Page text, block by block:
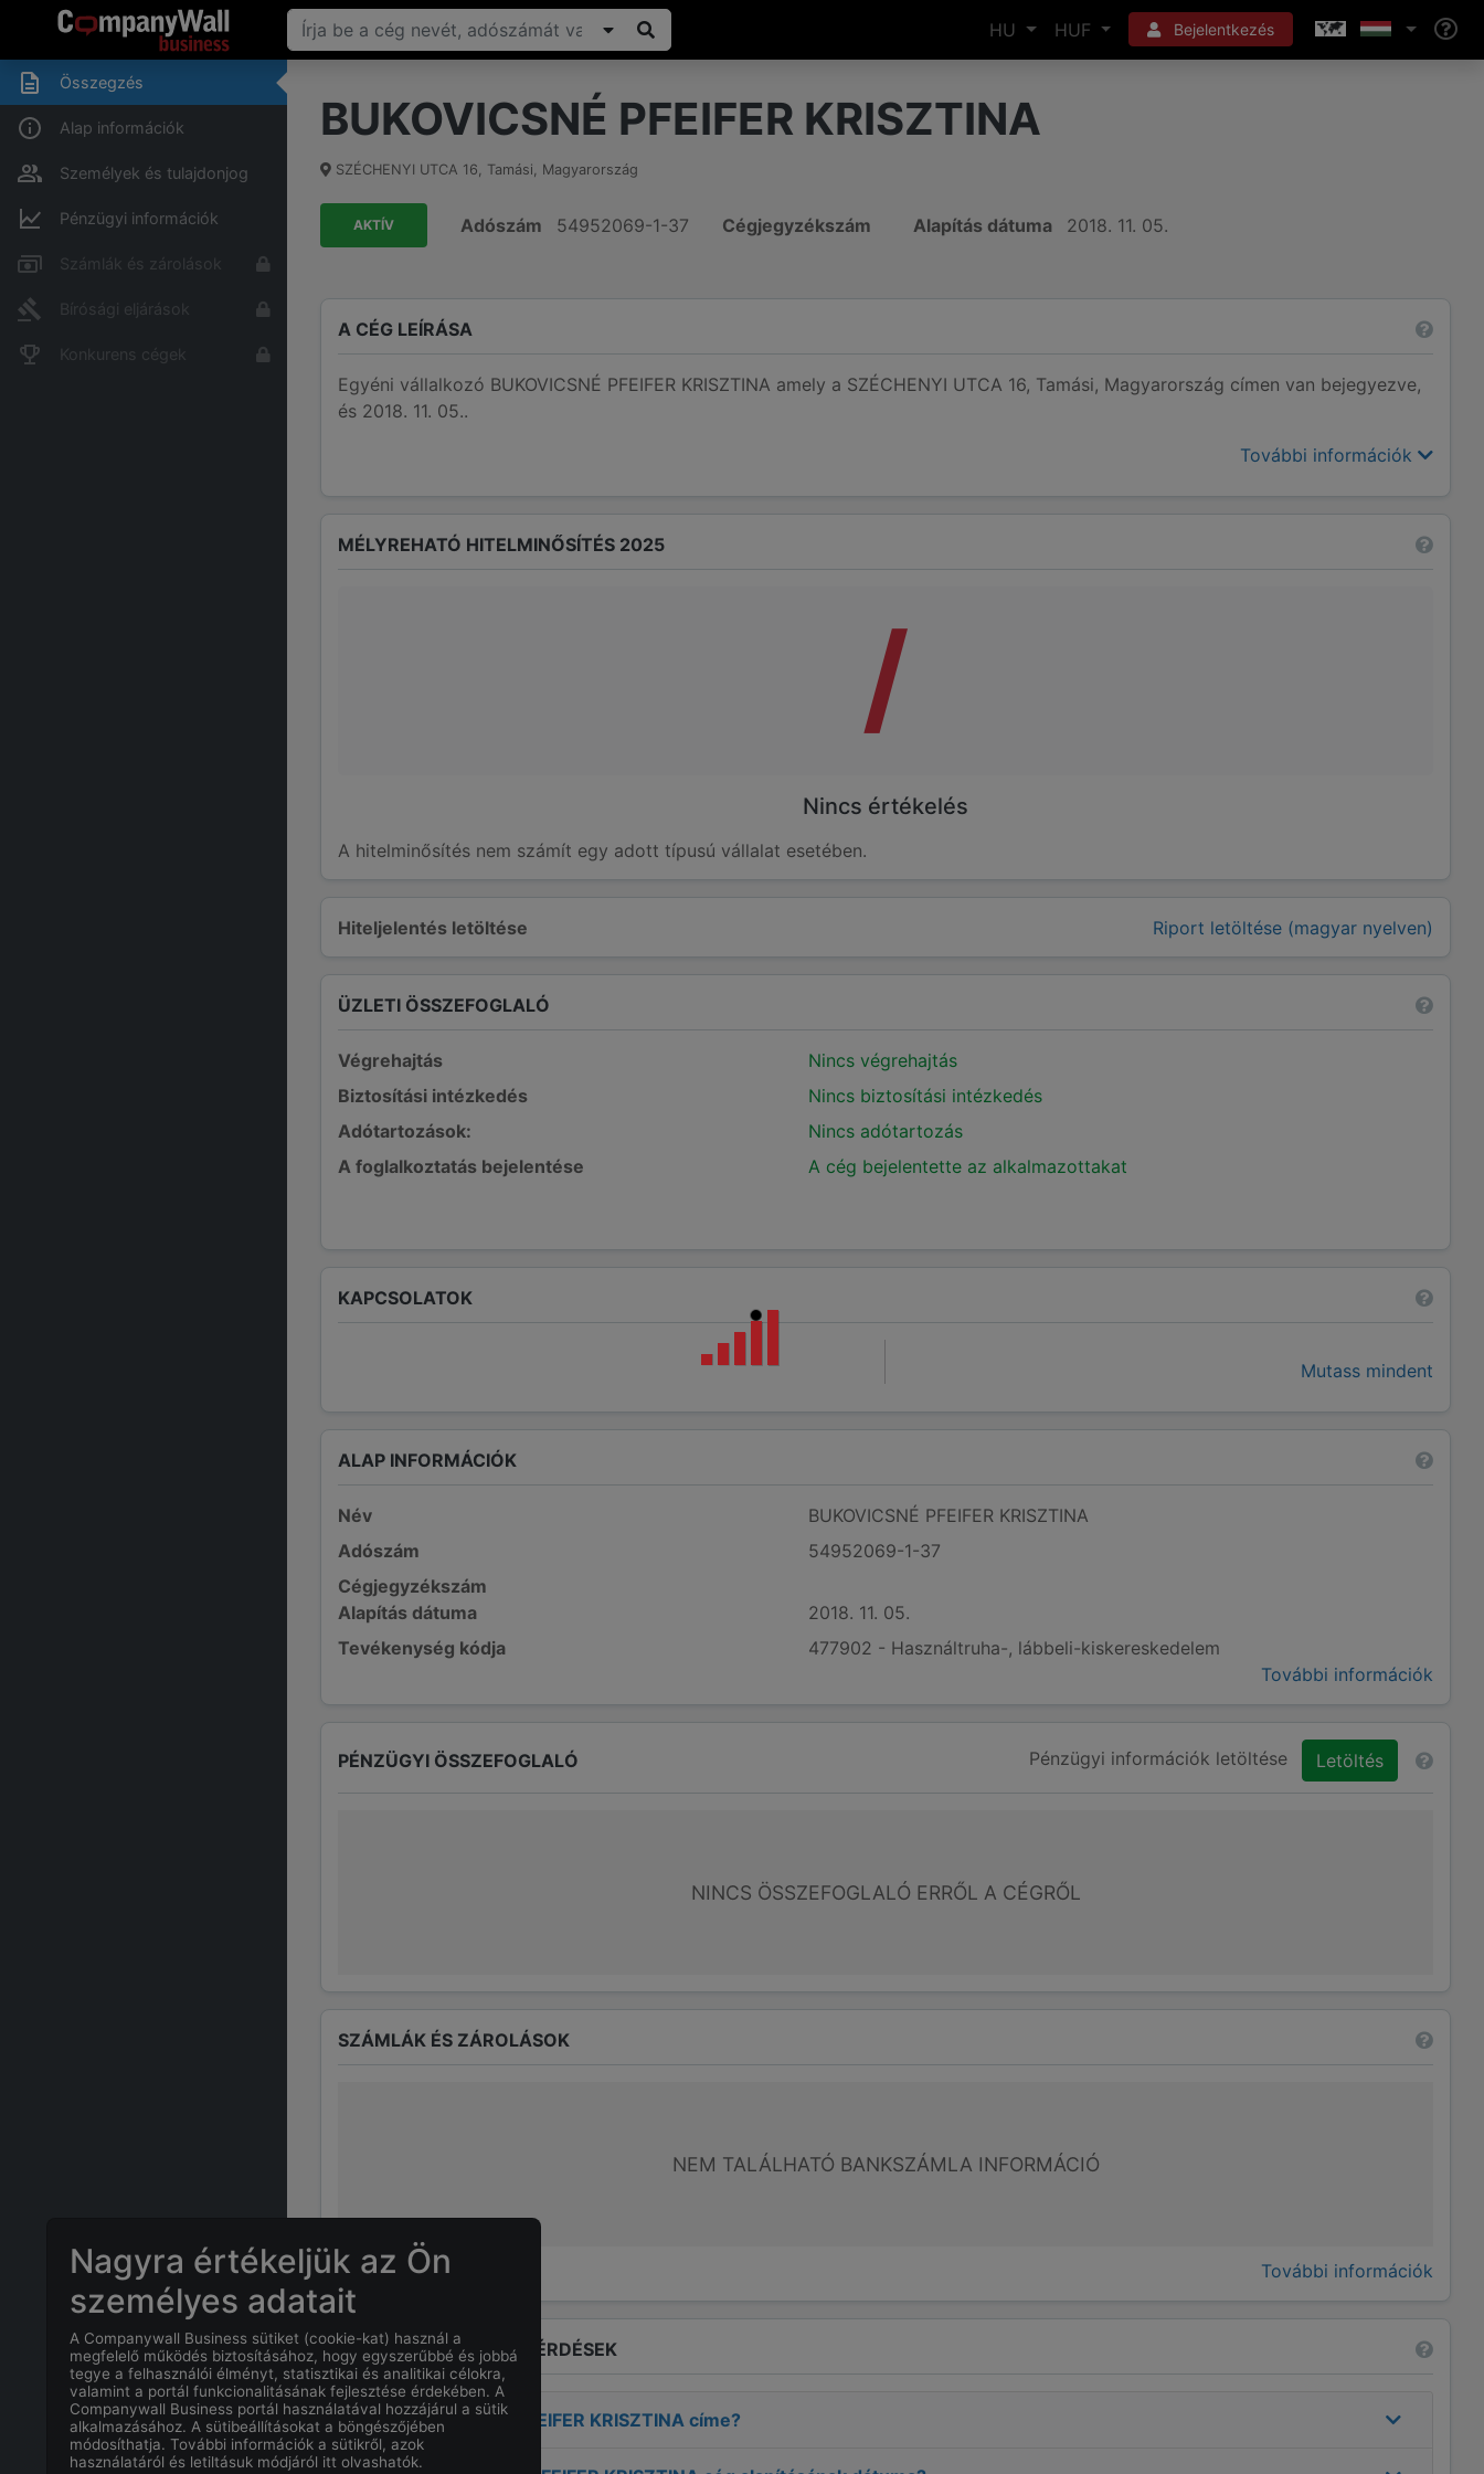
HU HUF Bejelentkezés
Összegzés
Alap információk
Személyek és tulajdonjog
Pénzügyi információk
Számlák és zárolások
Bírósági eljárások
Konkurens cégek
BUKOVICSNÉ PFEIFER KRISZTINA
SZÉCHENYI UTCA 16, Tamási, Magyarország
AKTÍV Adószám 54952069-1-37 Cégjegyzékszám Alapítás dátuma 2018. 11. 05.
A CÉG LEÍRÁSA
Egyéni vállalkozó BUKOVICSNÉ PFEIFER KRISZTINA amely a SZÉCHENYI UTCA 16, Tamási, Magyarország címen van bejegyezve,
és 2018. 11. 05..
További információk
Hiteljelentés letöltése Riport letöltése (magyar nyelven)
MÉLYREHATÓ HITELMINŐSÍTÉS 2025
/
Nincs értékelés
A hitelminősítés nem számít egy adott típusú vállalat esetében.
ÜZLETI ÖSSZEFOGLALÓ
Végrehajtás
Nincs végrehajtás
Biztosítási intézkedés
Nincs biztosítási intézkedés
Adótartozások:
Nincs adótartozás
A foglalkoztatás bejelentése
A cég bejelentette az alkalmazottakat
KAPCSOLATOK
Mutass mindent
ALAP INFORMÁCIÓK
Név
BUKOVICSNÉ PFEIFER KRISZTINA
Adószám
54952069-1-37
Cégjegyzékszám
Alapítás dátuma
2018. 11. 05.
Tevékenység kódja
477902 - Használtruha-, lábbeli-kiskereskedelem
További információk
PÉNZÜGYI ÖSSZEFOGLALÓ Pénzügyi információk letöltése Letöltés
NINCS ÖSSZEFOGLALÓ ERRŐL A CÉGRŐL
SZÁMLÁK ÉS ZÁROLÁSOK
NEM TALÁLHATÓ BANKSZÁMLA INFORMÁCIÓ
További információk
GYAKRAN ISMÉTELT KÉRDÉSEK
MiBUKOVICSNÉ PFEIFER KRISZTINA címe?
Nagyra értékeljük az Ön
személyes adatait
A Companywall Business sütiket (cookie-kat) használ a
megfelelő működés biztosításához, hogy egyszerűbbé és jobbá
tegye a felhasználói élményt, statisztikai és analitikai célokra,
valamint a portál funkcionalitásának fejlesztése érdekében. A
Companywall Business portál használatával hozzájárul a sütik
alkalmazásához. A sütibeállításokat a böngészőjében
módosíthatja. További információk a sütikről, azok
használatáról és letiltásuk módjáról itt olvashatók.